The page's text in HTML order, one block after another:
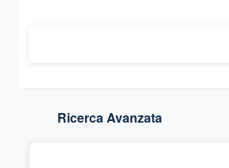
Ricerca Avanzata